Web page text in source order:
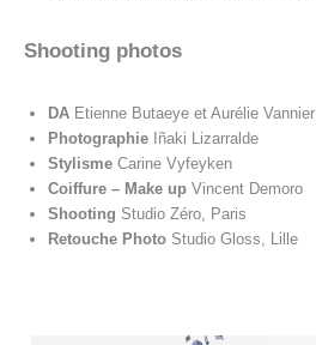
Shooting photos
DA Etienne Butaeye et Aurélie Vannier
Photographie Iñaki Lizarralde
Stylisme Carine Vyfeyken
Coiffure – Make up Vincent Demoro
Shooting Studio Zéro, Paris
Retouche Photo Studio Gloss, Lille